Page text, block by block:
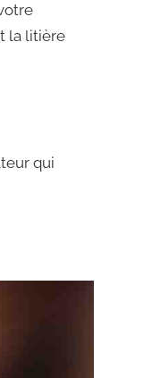
la litière
qui